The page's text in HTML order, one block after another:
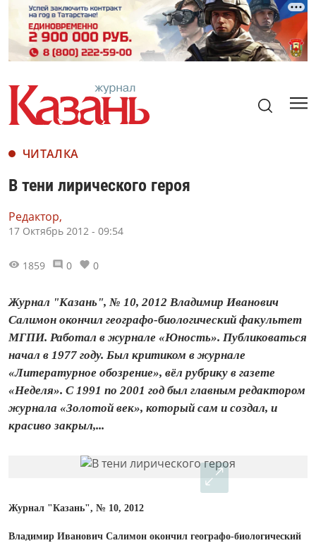
ЧИТАЛКА
В тени лирического героя
Редактор,
17 Октябрь 2012 - 09:54
1859 0 0
Журнал "Казань", № 10, 2012 Владимир Иванович
Салимон окончил географо‑биологический факультет
МГПИ. Работал в журнале «Юность». Публиковаться
начал в 1977 году. Был критиком в журнале
«Литературное обозрение», вёл рубрику в газете
«Неделя». С 1991 по 2001 год был главным редактором
журнала «Золотой век», который сам и создал, и
красиво закрыл,...
Журнал "Казань", № 10, 2012
Владимир Иванович Салимон окончил географо‑биологический